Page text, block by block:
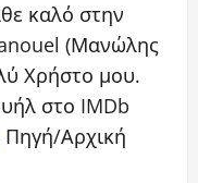
καλό στην
(Μανώλης
Χρήστο μου.
στο IMDb
Πηγή/Αρχική